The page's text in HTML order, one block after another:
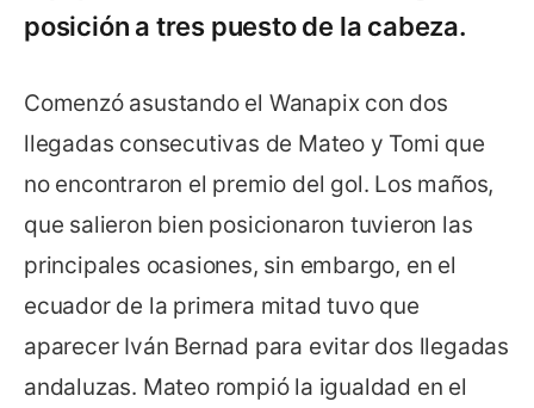
posición a tres puesto de la cabeza.
Comenzó asustando el Wanapix con dos
llegadas consecutivas de Mateo y Tomi que
no encontraron el premio del gol. Los maños,
que salieron bien posicionaron tuvieron las
principales ocasiones, sin embargo, en el
ecuador de la primera mitad tuvo que
aparecer Iván Bernad para evitar dos llegadas
andaluzas. Mateo rompió la igualdad en el